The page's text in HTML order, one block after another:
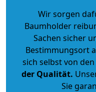
Wir sorgen
Baumholder
Sachen sicher
Bestimmungsort
sich selbst von den
der Qualität.
Sie